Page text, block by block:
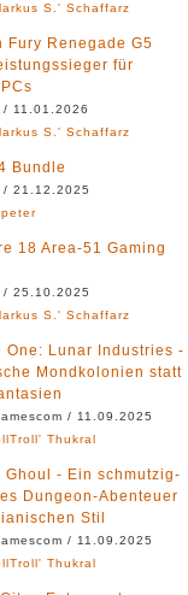
S.' Schaffarz
Fury Renegade G5
für
/ 11.01.2026
S.' Schaffarz
Bundle
/ 21.12.2025
18 Area-51 Gaming
/ 25.10.2025
S.' Schaffarz
One: Lunar Industries -
Mondkolonien statt
/ 11.09.2025
Thukral
Ghoul - Ein schmutzig-
Dungeon-Abenteuer
Stil
/ 11.09.2025
Thukral